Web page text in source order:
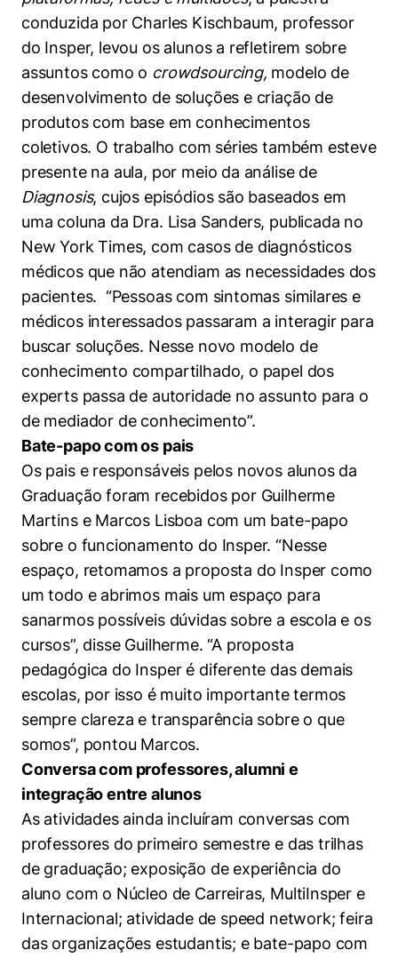
conduzida por Charles Kischbaum, professor
do Insper, levou os alunos a refletirem sobre
assuntos como o crowdsourcing, modelo de
desenvolvimento de soluções e criação de
produtos com base em conhecimentos
coletivos. O trabalho com séries também esteve
presente na aula, por meio da análise de
Diagnosis, cujos episódios são baseados em
uma coluna da Dra. Lisa Sanders, publicada no
New York Times, com casos de diagnósticos
médicos que não atendiam as necessidades dos
pacientes. “Pessoas com sintomas similares e
médicos interessados passaram a interagir para
buscar soluções. Nesse novo modelo de
conhecimento compartilhado, o papel dos
experts passa de autoridade no assunto para o
de mediador de conhecimento”.
Bate-papo com os pais
Os pais e responsáveis pelos novos alunos da
Graduação foram recebidos por Guilherme
Martins e Marcos Lisboa com um bate-papo
sobre o funcionamento do Insper. “Nesse
espaço, retomamos a proposta do Insper como
um todo e abrimos mais um espaço para
sanarmos possíveis dúvidas sobre a escola e os
cursos”, disse Guilherme. “A proposta
pedagógica do Insper é diferente das demais
escolas, por isso é muito importante termos
sempre clareza e transparência sobre o que
somos”, pontou Marcos.
Conversa com professores, alumni e
integração entre alunos
As atividades ainda incluíram conversas com
professores do primeiro semestre e das trilhas
de graduação; exposição de experiência do
aluno com o Núcleo de Carreiras, MultiInsper e
Internacional; atividade de speed network; feira
das organizações estudantis; e bate-papo com
Cookies estritamente necessários
Cookies de preferências de usuário